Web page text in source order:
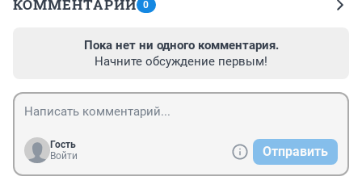
КОММЕНТАРИИ 0
Пока нет ни одного комментария.
Начните обсуждение первым!
Гость
Войти
Отправить